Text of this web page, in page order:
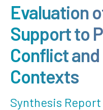
Evaluation
Support to
Conflict
Contexts
Synthesis Report